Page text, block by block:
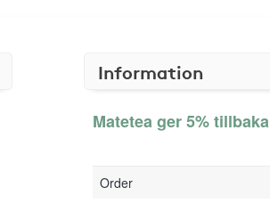
Information
Matetea ger 5% tillbaka
Order